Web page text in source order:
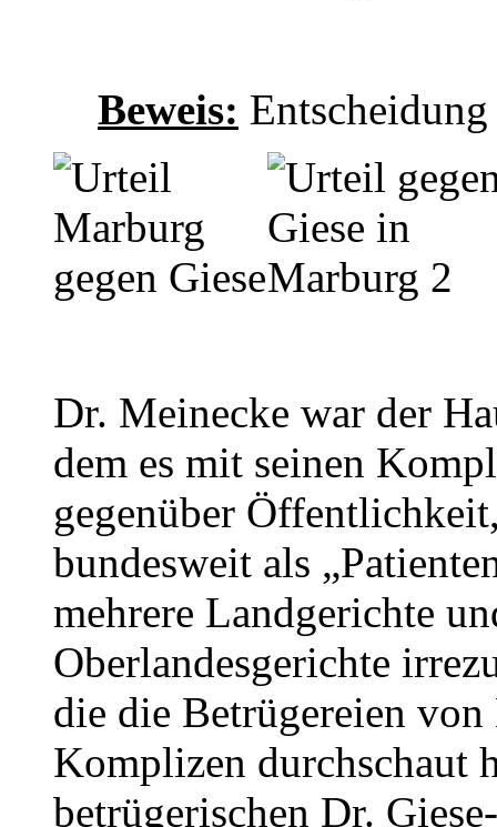
Beweis:
Dr. Meinecke war der
dem es mit seinen
gegenüber
bundesweit als
mehrere Landgerichte
Oberlandesgerichte
die die Betrügereien
Komplizen durchschaut
betrügerischen Dr.